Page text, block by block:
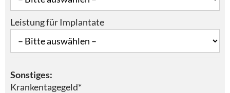
Leistung für Implantate
Sonstiges:
Krankentagegeld*